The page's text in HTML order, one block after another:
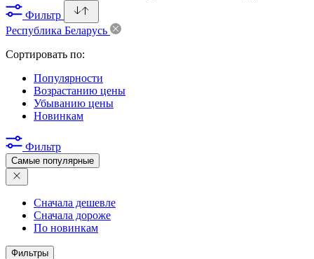
Фильтр
Республика Беларусь
Сортировать по:
Популярности
Возрастанию цены
Убыванию цены
Новинкам
Фильтр
Самые популярные
Сначала дешевле
Сначала дороже
По новинкам
Фильтры